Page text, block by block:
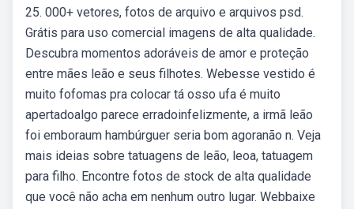
25. 000+ vetores, fotos de arquivo e arquivos psd.
Grátis para uso comercial imagens de alta qualidade.
Descubra momentos adoráveis de amor e proteção
entre mães leão e seus filhotes. Webesse vestido é
muito fofomas pra colocar tá osso ufa é muito
apertadoalgo parece erradoinfelizmente, a irmã leão
foi emboraum hambúrguer seria bom agoranão n. Veja
mais ideias sobre tatuagens de leão, leoa, tatuagem
para filho. Encontre fotos de stock de alta qualidade
que você não acha em nenhum outro lugar. Webbaixe